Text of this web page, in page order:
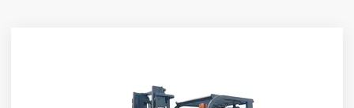
En HUAYA, ofrecemos una variedad de carretillas elevadoras
diesel a la venta, perfectas para aplicaciones de trabajo pesado.